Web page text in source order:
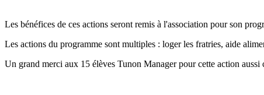
Les bénéfices de ces actions seront remis à l'association pour son
Les actions du programme sont multiples : loger les fratries, aide
Un grand merci aux 15 élèves Tunon Manager pour cette action aussi